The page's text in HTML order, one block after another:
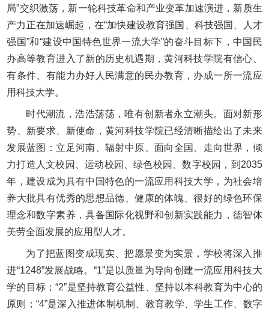
局”交织激荡，新一轮科技革命和产业变革加速演进，新质生
产力正在加速崛起，在“加快建设教育强国、科技强国、人才
强国”和“建设中国特色世界一流大学”的奋斗目标下，中国民
办高等教育进入了新的历史机遇期，黄河科技学院有信心、
有条件、有能力办好人民满意的民办教育，办成一所一流应
用科技大学。
时代潮流，浩浩荡荡，唯有创新者永立潮头。面对新形
势、新要求、新使命，黄河科技学院已经清晰描绘出了未来
发展蓝图：立足河南、辐射中原、面向全国、走向世界，倾
力打造人文校园、运动校园、绿色校园、数字校园，到2035
年，建设成为具有中国特色的一流应用科技大学，为社会培
养大批具有优秀的思想品德、健康的体魄、很好的绿色环保
理念和数字素养，具备国际化视野和创新实践能力，德智体
美劳全面发展的应用型人才。
为了把蓝图变成现实、把愿景变为实景，学校将深入推
进“1248”发展战略。“1”是以质量为导向创建一流应用科技大
学的目标；“2”是坚持教育公益性、坚持以本科教育为中心的
原则；“4”是深入推进体制机制、教育教学、学生工作、数字